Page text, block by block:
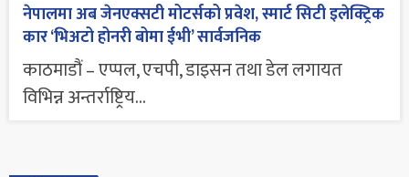
नेपालमा अब जेनएक्सटी मोटर्सको प्रवेश, स्मार्ट सिटी इलेक्ट्रिक
कार ‘भिअटो होनरी बोमा ईभी’ सार्वजनिक
काठमाडौं – एप्पल, एचपी, डाइसन तथा डेल लगायत
विभिन्न अन्तर्राष्ट्रिय...